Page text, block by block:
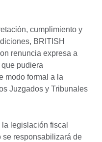
cumplimiento y
BRITISH
renuncia expresa a
pudiera
modo formal a la
Juzgados y Tribunales
legislación fiscal
se responsabilizará de